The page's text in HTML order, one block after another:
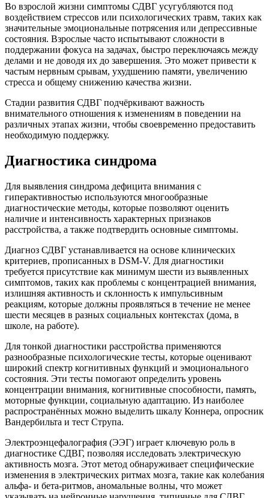
Во взрослой жизни симптомы СДВГ усугубляются под
воздействием стрессов или психологических травм, таких как
значительные эмоциональные потрясения или депрессивные
состояния. Взрослые часто испытывают сложности в
поддержании фокуса на задачах, быстро переключаясь между
делами и не доводя их до завершения. Это может привести к
частым нервным срывам, ухудшению памяти, увеличению
стресса и общему снижению качества жизни.
Стадии развития СДВГ подчёркивают важность
внимательного отношения к изменениям в поведении на
различных этапах жизни, чтобы своевременно предоставить
необходимую поддержку.
Диагностика синдрома
Для выявления синдрома дефицита внимания с
гиперактивностью используются многообразные
диагностические методы, которые позволяют оценить
наличие и интенсивность характерных признаков
расстройства, а также подтвердить основные симптомы.
Диагноз СДВГ устанавливается на основе клинических
критериев, прописанных в DSM-V. Для диагностики
требуется присутствие как минимум шести из выявленных
симптомов, таких как проблемы с концентрацией внимания,
излишняя активность и склонность к импульсивным
реакциям, которые должны проявляться в течение не менее
шести месяцев в разных социальных контекстах (дома, в
школе, на работе).
Для тонкой диагностики расстройства применяются
разнообразные психологические тесты, которые оценивают
широкий спектр когнитивных функций и эмоционального
состояния. Эти тесты помогают определить уровень
концентрации внимания, когнитивные способности, память,
моторные функции, социальную адаптацию. Из наиболее
распространённых можно выделить шкалу Коннера, опросник
Вандербильта и тест Струпа.
Электроэнцефалография (ЭЭГ) играет ключевую роль в
диагностике СДВГ, позволяя исследовать электрическую
активность мозга. Этот метод обнаруживает специфические
изменения в электрических ритмах мозга, такие как колебания
альфа- и бета-ритмов, аномальные волны, что может